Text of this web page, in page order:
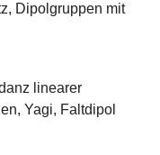
Dipolgruppen mit
linearer
Yagi, Faltdipol